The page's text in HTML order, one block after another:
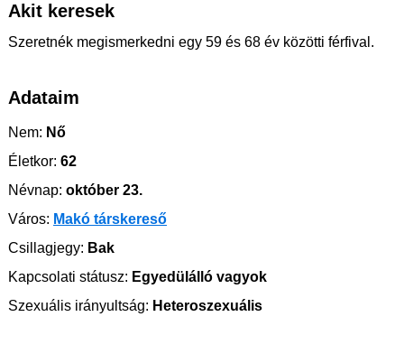
Akit keresek
Szeretnék megismerkedni egy 59 és 68 év közötti férfival.
Adataim
Nem: Nő
Életkor: 62
Névnap: október 23.
Város: Makó társkereső
Csillagjegy: Bak
Kapcsolati státusz: Egyedülálló vagyok
Szexuális irányultság: Heteroszexuális